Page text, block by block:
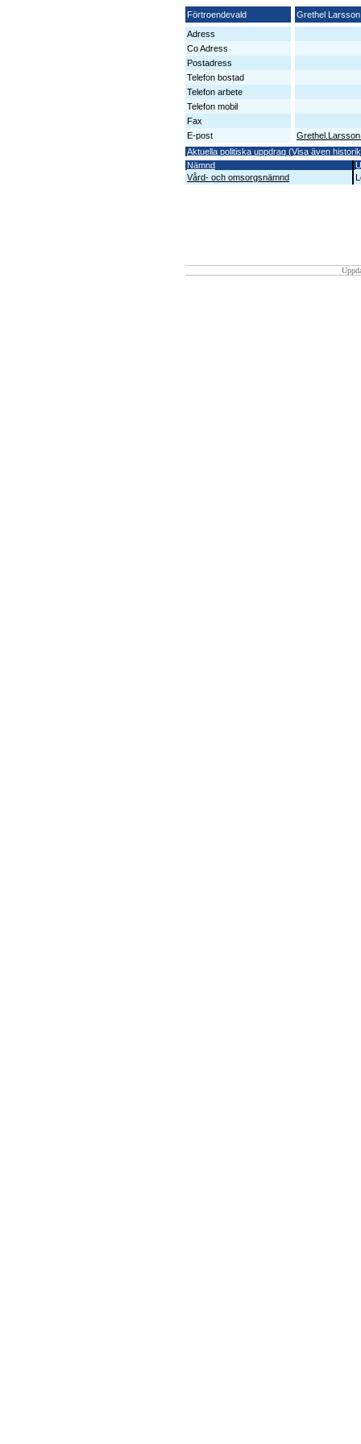
Förtroendevald
Grethel
Adress
Co Adress
Postadress
Telefon bostad
Telefon arbete
Telefon mobil
Fax
E-post
Aktuella politiska uppdrag (Visa även
Nämnd
Vård- och omsorgsnämnd